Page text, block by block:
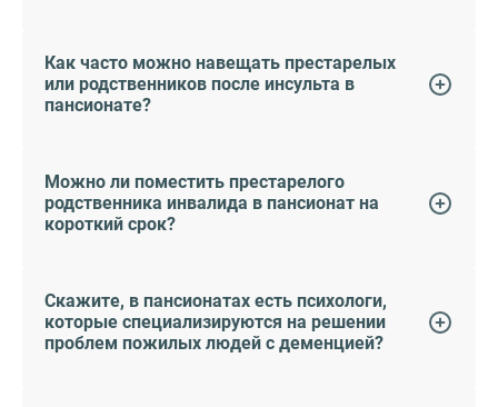
Как часто можно навещать престарелых
или родственников после инсульта в
пансионате?
Можно ли поместить престарелого
родственника инвалида в пансионат на
короткий срок?
Скажите, в пансионатах есть психологи,
которые специализируются на решении
проблем пожилых людей с деменцией?